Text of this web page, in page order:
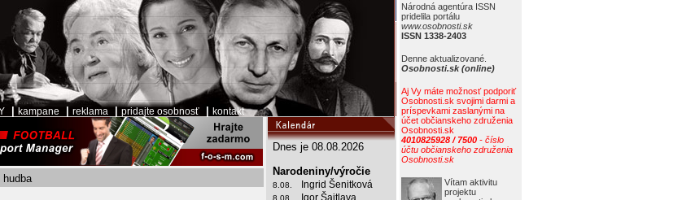
kampane reklama pridajte osobnosť kontakt
Národná agentúra ISSN
pridelila portálu
www.osobnosti.sk
ISSN 1338-2403
Denne aktualizované.
Osobnosti.sk (online)
Aj Vy máte možnosť podporiť
Osobnosti.sk svojimi darmi a
príspevkami zaslanými na
účet občianskeho združenia
Osobnosti.sk
4010825928 / 7500 - číslo
účtu občianskeho združenia
Osobnosti.sk
Vítam aktivitu
projektu
hudba
Dnes je 08.08.2026
Narodeniny/výročie
8.08. Ingrid Šenitková
8.08. Igor Šajtlava